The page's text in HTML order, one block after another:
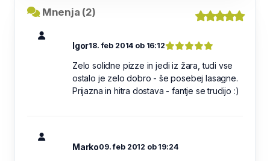
Mnenja (2)
Igor18. feb 2014 ob 16:12
Zelo solidne pizze in jedi iz žara, tudi vse
ostalo je zelo dobro - še posebej lasagne.
Prijazna in hitra dostava - fantje se trudijo :)
Marko09. feb 2012 ob 19:24